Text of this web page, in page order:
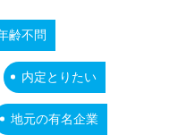
齢不問
内定とりたい
地元の有名企業